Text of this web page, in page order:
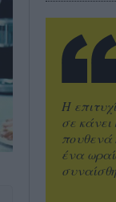
Η
σε
πουθενά
ένα